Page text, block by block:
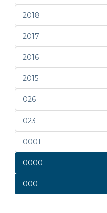
2018
2017
2016
2015
026
023
0001
0000
000